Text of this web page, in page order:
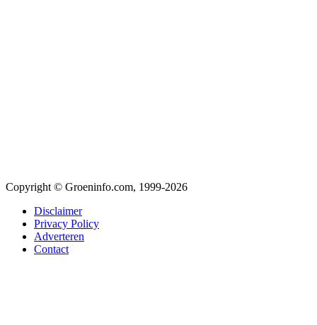
Copyright © Groeninfo.com, 1999-2026
Disclaimer
Privacy Policy
Adverteren
Contact